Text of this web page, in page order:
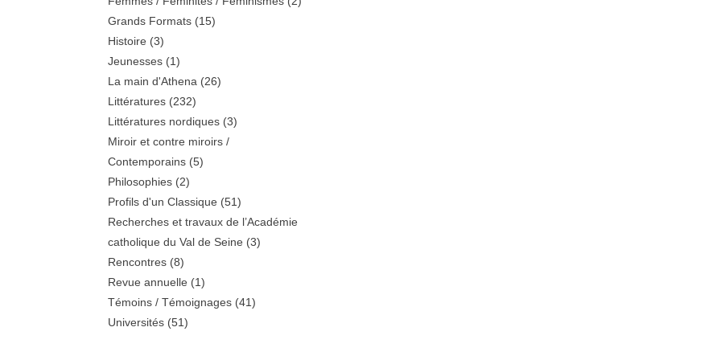
Grands Formats (15)
Histoire (3)
Jeunesses (1)
La main d'Athena (26)
Littératures (232)
Littératures nordiques (3)
Miroir et contre miroirs /
Contemporains (5)
Philosophies (2)
Profils d'un Classique (51)
Recherches et travaux de l’Académie
catholique du Val de Seine (3)
Rencontres (8)
Revue annuelle (1)
Témoins / Témoignages (41)
Universités (51)